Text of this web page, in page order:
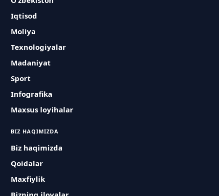
Iqtisod
Moliya
Texnologiyalar
Madaniyat
Sport
Infografika
Maxsus loyihalar
BIZ HAQIMIZDA
Biz haqimizda
Qoidalar
Maxfiylik